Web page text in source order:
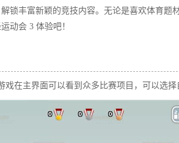
锁丰富新颖的竞技内容。无论是喜欢体育题
动会 3 体验吧！​
在主界面可以看到众多比赛项目，可以选择